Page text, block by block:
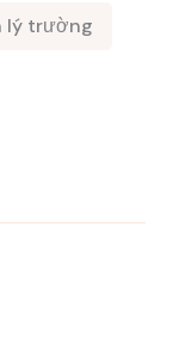
lý trường